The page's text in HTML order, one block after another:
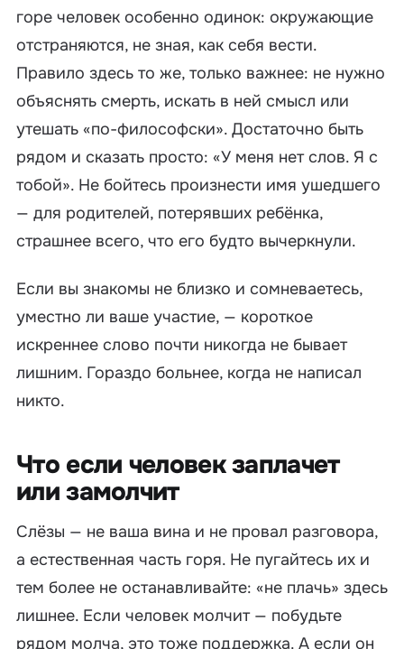
горе человек особенно одинок: окружающие
отстраняются, не зная, как себя вести.
Правило здесь то же, только важнее: не нужно
объяснять смерть, искать в ней смысл или
утешать «по-философски». Достаточно быть
рядом и сказать просто: «У меня нет слов. Я с
тобой». Не бойтесь произнести имя ушедшего
— для родителей, потерявших ребёнка,
страшнее всего, что его будто вычеркнули.
Если вы знакомы не близко и сомневаетесь,
уместно ли ваше участие, — короткое
искреннее слово почти никогда не бывает
лишним. Гораздо больнее, когда не написал
никто.
Что если человек заплачет
или замолчит
Слёзы — не ваша вина и не провал разговора,
а естественная часть горя. Не пугайтесь их и
тем более не останавливайте: «не плачь» здесь
лишнее. Если человек молчит — побудьте
рядом молча, это тоже поддержка. А если он